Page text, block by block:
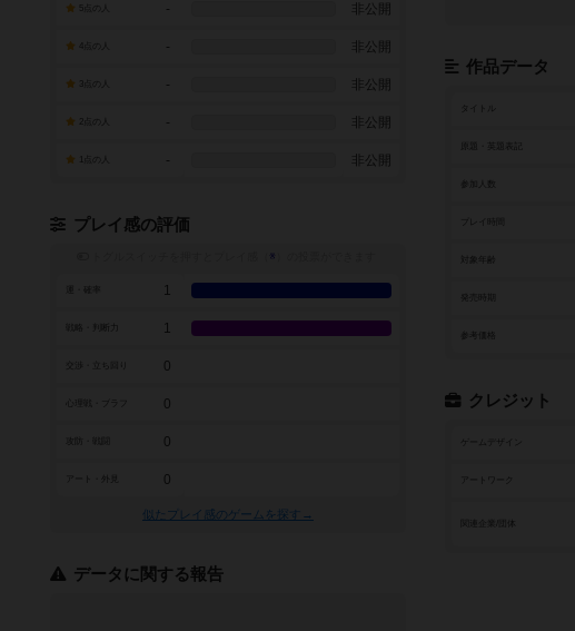
作品データ
タイトル
参加人数
参考価格
クレジット
ゲームデザイン
アートワーク
- 非公開
- 非公開
- 非公開
- 非公開
- 非公開
プレイ感の評価
※
1
戦略・判断力 1
0
0
0
アート・外見 0
似たプレイ感のゲームを探す→
データに関する報告